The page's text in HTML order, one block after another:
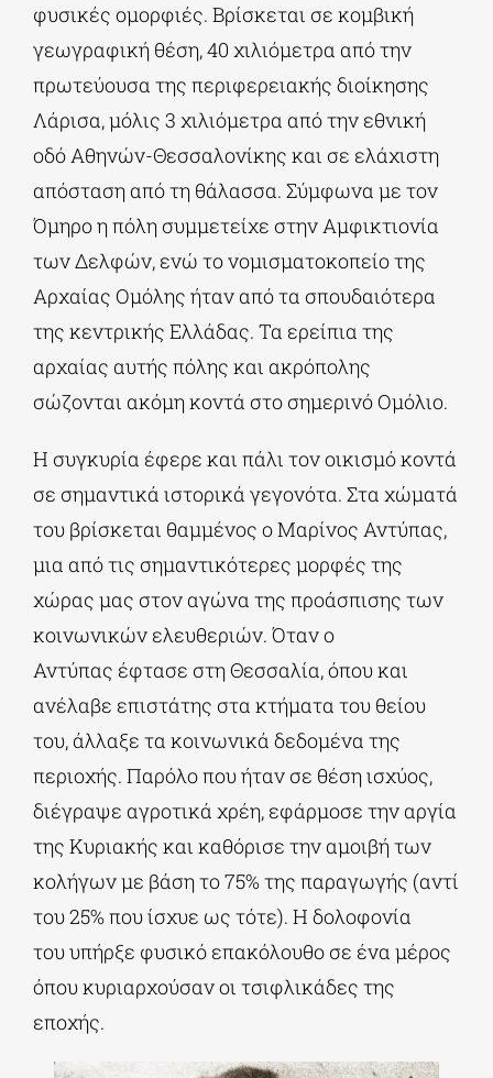
φυσικές ομορφιές. Βρίσκεται σε κομβική
γεωγραφική θέση, 40 χιλιόμετρα από την
πρωτεύουσα της περιφερειακής διοίκησης
Λάρισα, μόλις 3 χιλιόμετρα από την εθνική
οδό Αθηνών-Θεσσαλονίκης και σε ελάχιστη
απόσταση από τη θάλασσα. Σύμφωνα με τον
Όμηρο η πόλη συμμετείχε στην Αμφικτιονία
των Δελφών, ενώ το νομισματοκοπείο της
Αρχαίας Ομόλης ήταν από τα σπουδαιότερα
της κεντρικής Ελλάδας. Τα ερείπια της
αρχαίας αυτής πόλης και ακρόπολης
σώζονται ακόμη κοντά στο σημερινό Ομόλιο.
Η συγκυρία έφερε και πάλι τον οικισμό κοντά
σε σημαντικά ιστορικά γεγονότα. Στα χώματά
του βρίσκεται θαμμένος ο Μαρίνος Αντύπας,
μια από τις σημαντικότερες μορφές της
χώρας μας στον αγώνα της προάσπισης των
κοινωνικών ελευθεριών. Όταν ο
Αντύπας έφτασε στη Θεσσαλία, όπου και
ανέλαβε επιστάτης στα κτήματα του θείου
του, άλλαξε τα κοινωνικά δεδομένα της
περιοχής. Παρόλο που ήταν σε θέση ισχύος,
διέγραψε αγροτικά χρέη, εφάρμοσε την αργία
της Κυριακής και καθόρισε την αμοιβή των
κολήγων με βάση το 75% της παραγωγής (αντί
του 25% που ίσχυε ως τότε). Η δολοφονία
του υπήρξε φυσικό επακόλουθο σε ένα μέρος
όπου κυριαρχούσαν οι τσιφλικάδες της
εποχής.